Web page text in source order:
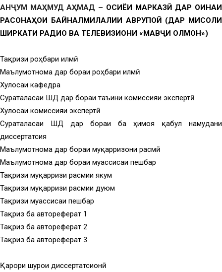
АНҶУМ МАҲМУД АҲМАД – ОСИЁИ МАРКАЗӢ ДАР ОИНАИ
РАСОНАҲОИ БАЙНАЛМИЛАЛИИ АВРУПОӢ (ДАР МИСОЛИ
ШИРКАТИ РАДИО ВА ТЕЛЕВИЗИОНИ «МАВҶИ ОЛМОН»)
Тақризи роҳбари илмӣ
Маълумотнома дар бораи роҳбари илмӣ
Хулосаи кафедра
Суратҷаласаи ШД дар бораи таъини комиссияи экспертӣ
Хулосаи комиссияи экспертӣ
Суратҷаласаи ШД дар бораи ба ҳимоя қабул намудани
диссертатсия
Маълумотнома дар бораи муқарризони расмӣ
Маълумотнома дар бораи муассисаи пешбар
Тақризи муқарризи расмии якум
Тақризи муқарризи расмии дуюм
Тақризи муассисаи пешбар
Тақриз ба автореферат 1
Тақриз ба автореферат 2
Тақриз ба автореферат 3
Қарори шурои диссертатсионӣ